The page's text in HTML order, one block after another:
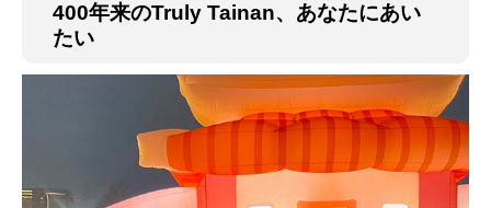
400年来のTruly Tainan、あなたにあい
たい